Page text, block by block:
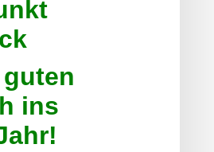
ins